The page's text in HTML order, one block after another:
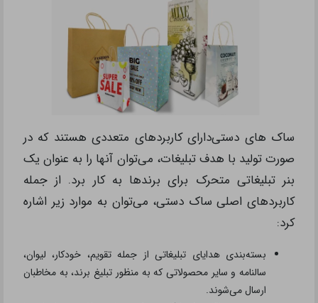
ساک های دستی‌دارای کاربردهای متعددی هستند که در
صورت تولید با هدف تبلیغات، می‌توان آنها را به عنوان یک
بنر تبلیغاتی متحرک برای برندها به کار برد. از جمله
کاربردهای اصلی ساک دستی، می‌توان به موارد زیر اشاره
کرد:
بسته‌بندی هدایای تبلیغاتی از جمله تقویم، خودکار، لیوان،
سالنامه و سایر محصولاتی که به منظور تبلیغ برند، به مخاطبان
ارسال می‌شوند.